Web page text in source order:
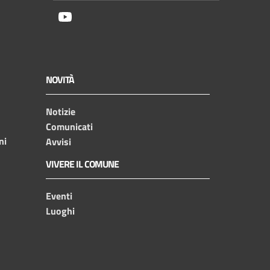
NOVITÀ
Notizie
Comunicati
Avvisi
VIVERE IL COMUNE
Eventi
Luoghi